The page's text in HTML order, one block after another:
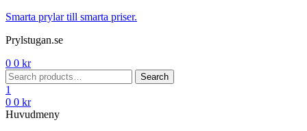
Menu
Smarta prylar till smarta priser.
Prylstugan.se
0 0 kr
Search
for:
Search
1
0 0 kr
Huvudmeny